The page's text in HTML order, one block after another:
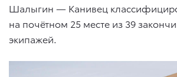
Шалыгин — Канивец
на почётном 25 месте из 39
экипажей.